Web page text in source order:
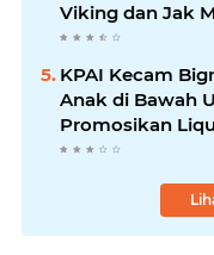
Viking dan Jak
Nobar Damai
KPAI Kecam
Anak di Bawah
Promosikan
Aparat Bertindak